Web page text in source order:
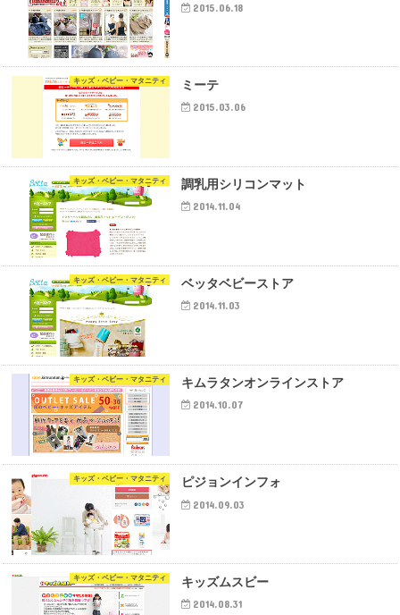
2015.06.18
キッズ・ベビー・マタニティ ミーテ
2015.03.06
キッズ・ベビー・マタニティ 調乳用シリコンマット
2014.11.04
キッズ・ベビー・マタニティ ベッタベビーストア
2014.11.03
キッズ・ベビー・マタニティ キムラタンオンラインストア
2014.10.07
キッズ・ベビー・マタニティ ピジョンインフォ
2014.09.03
キッズ・ベビー・マタニティ キッズムスビー
2014.08.31